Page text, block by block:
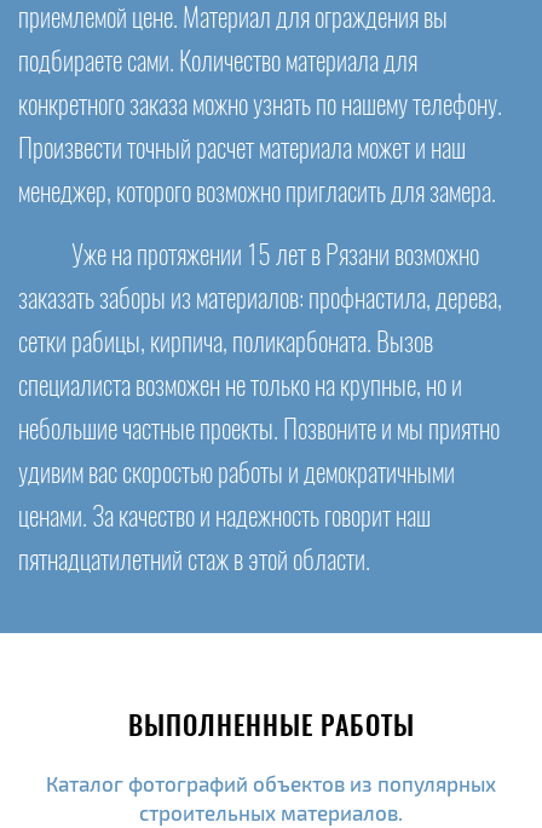
приемлемой цене. Материал для ограждения вы
подбираете сами. Количество материала для
конкретного заказа можно узнать по нашему телефону.
Произвести точный расчет материала может и наш
менеджер, которого возможно пригласить для замера.
Уже на протяжении 15 лет в Рязани возможно
заказать заборы из материалов: профнастила, дерева,
сетки рабицы, кирпича, поликарбоната. Вызов
специалиста возможен не только на крупные, но и
небольшие частные проекты. Позвоните и мы приятно
удивим вас скоростью работы и демократичными
ценами. За качество и надежность говорит наш
пятнадцатилетний стаж в этой области.
ВЫПОЛНЕННЫЕ РАБОТЫ
Каталог фотографий объектов из популярных
строительных материалов.